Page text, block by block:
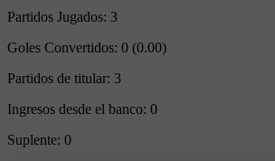
Partidos Jugados: 3
Goles Convertidos: 0 (0.00)
Partidos de titular: 3
Ingresos desde el banco: 0
Suplente: 0